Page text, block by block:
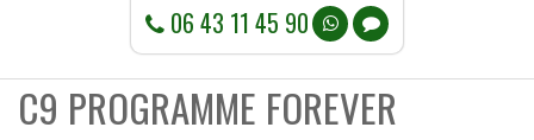
06 43 11 45 90
C9 PROGRAMME FOREVER